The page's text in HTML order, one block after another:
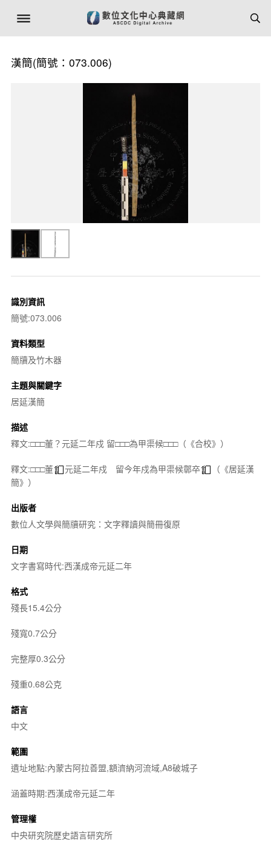
漢簡(簡號：073.006)
識別資訊
簡號:073.006
資料類型
簡牘及竹木器
主題與關鍵字
居延漢簡
描述
釋文:□□□董？元延二年戍 留□□□為甲渠候□□□（《合校》）
釋文:□□□董 元延二年戍 留今年戍為甲渠候鄣卒
（《居延漢
簡》）
出版者
數位人文學與簡牘研究：文字釋讀與簡冊復原
日期
文字書寫時代:西漢成帝元延二年
格式
殘長15.4公分
殘寬0.7公分
完整厚0.3公分
殘重0.68公克
語言
中文
範圍
遺址地點:內蒙古阿拉善盟,額濟納河流域,A8破城子
涵蓋時期:西漢成帝元延二年
管理權
中央研究院歷史語言研究所